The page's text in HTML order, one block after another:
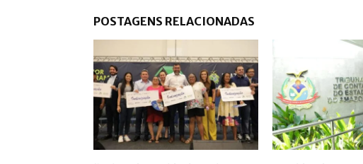
POSTAGENS RELACIONADAS